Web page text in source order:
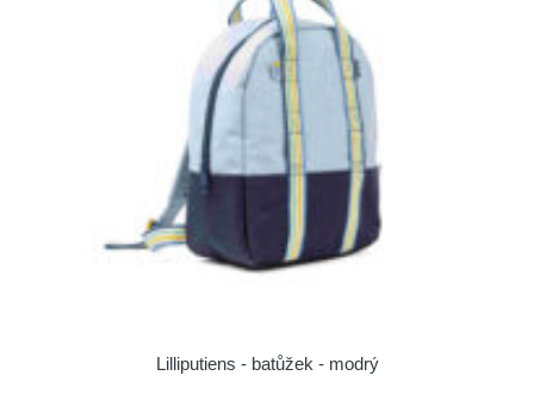
Lilliputiens - batůžek - modrý